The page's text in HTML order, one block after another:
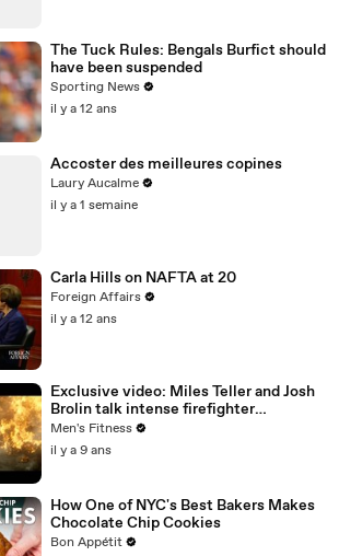
The Tuck Rules: Bengals Burfict should
have been suspended
Sporting News
il y a 12 ans
Accoster des meilleures copines
Laury Aucalme
il y a 1 semaine
Carla Hills on NAFTA at 20
Foreign Affairs
il y a 12 ans
Exclusive video: Miles Teller and Josh
Brolin talk intense firefighter
bootcamp for ‘Only the Brave’
Men's Fitness
il y a 9 ans
How One of NYC's Best Bakers Makes
Chocolate Chip Cookies
Bon Appétit